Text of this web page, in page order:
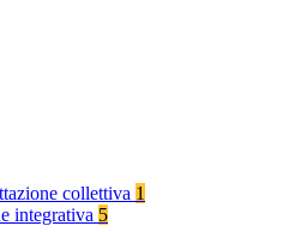
collettiva 1
integrativa 5